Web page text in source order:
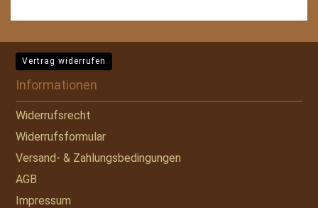
Vertrag widerrufen
Informationen
Widerrufsrecht
Widerrufsformular
Versand- & Zahlungsbedingungen
AGB
Impressum